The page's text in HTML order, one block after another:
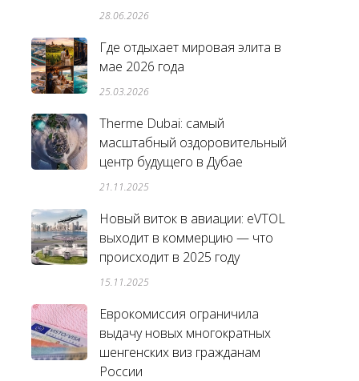
28.06.2026
Где отдыхает мировая элита в
мае 2026 года
25.03.2026
Therme Dubai: самый
масштабный оздоровительный
центр будущего в Дубае
21.11.2025
Новый виток в авиации: eVTOL
выходит в коммерцию — что
происходит в 2025 году
15.11.2025
Еврокомиссия ограничила
выдачу новых многократных
шенгенских виз гражданам
России